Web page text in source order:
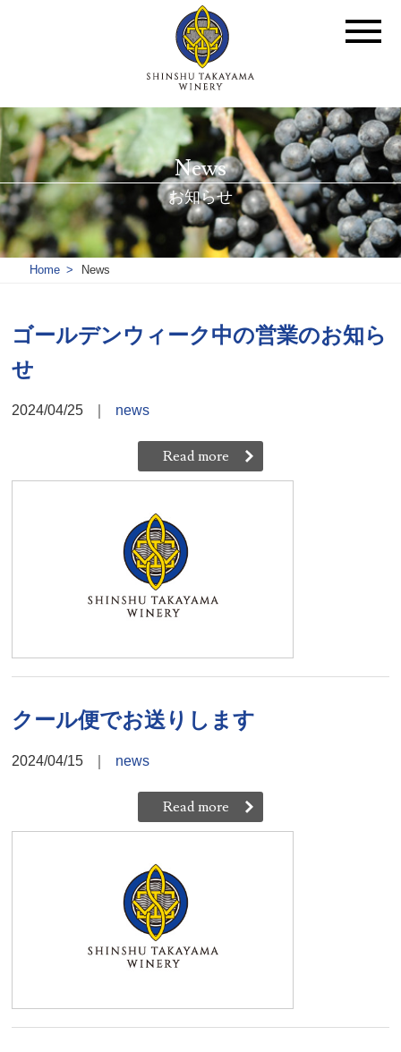
News
お知らせ
Home News
ゴールデンウィーク中の営業のお知ら
せ
2024/04/25 news
Read more
クール便でお送りします
2024/04/15 news
Read more